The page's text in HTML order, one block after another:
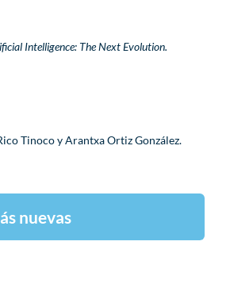
Intelligence: The Next Evolution.
Tinoco y Arantxa Ortiz González.
nuevas